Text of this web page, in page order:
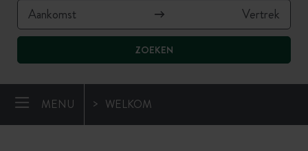
ZOEKEN
MENU WELKOM